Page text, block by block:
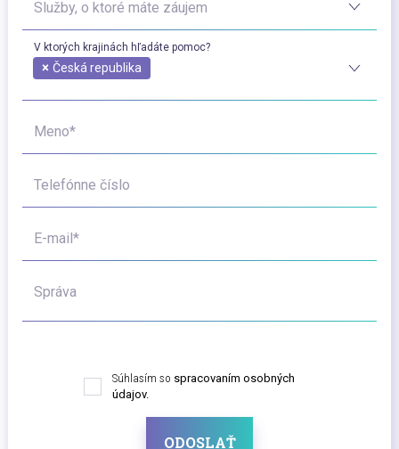
Služby, o ktoré máte záujem
V ktorých krajinách hľadáte pomoc?
× Česká republika
Meno*
Telefónne číslo
E-mail*
Správa
Súhlasím so spracovaním osobných
údajov.
ODOSLAŤ